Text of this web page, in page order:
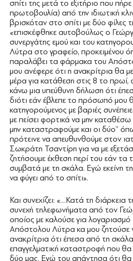
σπίτι της μετά το εξιτήριο που
πρωτοβουλία) από την ιδιωτική
βρισκόταν στο σπίτι με δύο φίλες
«επισκέφθηκε αυτοβούλως ο
συνεργάτης εμού και του
Λύτρα στο γραφείο, προκειμένου
παραλάβει τα φάρμακα του
μου ανέφερε ότι η ανακρίτρια θα
μέρα για κατάθεση στις 8 το πρωί,
κάνω μια υπεύθυνη δήλωση ότι
διότι εάν έβλεπε το πρόσωπό μου
κατηγορούμενος με βαριές
με πείσει φορτικά να μην καταθέσω
μην καταστραφούμε και οι δύο’’
πρότεινε να απευθυνθούμε στον
Σωκράτη Τσαντίρη για να με
ζητήσουμε έκθεση περί του εάν τα
συμβατά με τη σκάλα. Εγώ εκείνη
να φύγει από το σπίτι».
Και συνεχίζει: «…Κατά τη διάρκεια
συνεχή τηλεφωνήματα από τον
οποίος με καλούσε για
Απόστολου Λύτρα κα μου ζητούσε
ανακρίτρια ότι έπεσα από τη
επαγγελματική καταστροφή που θα
δύο μας. Εγώ του απάντησα ότι